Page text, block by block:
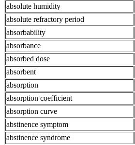
absolute humidity
absolute refractory period
absorbability
absorbance
absorbed dose
absorbent
absorption
absorption coefficient
absorption curve
abstinence symptom
abstinence syndrome